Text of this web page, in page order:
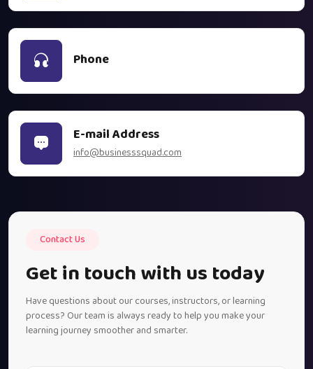
Phone
E-mail Address
info@businesssquad.com
Contact Us
Get in touch with us today
Have questions about our courses, instructors, or learning
process? Our team is always ready to help you make your
learning journey smoother and smarter.